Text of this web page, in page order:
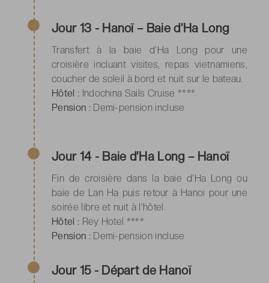
Jour 13 - Hanoï – Baie d’Ha Long
Transfert à la baie d’Ha Long pour une
croisière incluant visites, repas vietnamiens,
coucher de soleil à bord et nuit sur le bateau.
Hôtel : Indochina Sails Cruise ****
Pension : Demi-pension incluse
Jour 14 - Baie d’Ha Long – Hanoï
Fin de croisière dans la baie d’Ha Long ou
baie de Lan Ha puis retour à Hanoï pour une
soirée libre et nuit à l’hôtel.
Hôtel : Rey Hotel ****
Pension : Demi-pension incluse
Jour 15 - Départ de Hanoï